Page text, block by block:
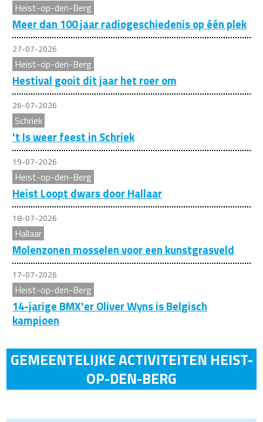
Heist-op-den-Berg
Meer dan 100 jaar radiogeschiedenis op één plek
27-07-2026
Heist-op-den-Berg
Hestival gooit dit jaar het roer om
26-07-2026
Schriek
't Is weer feest in Schriek
19-07-2026
Heist-op-den-Berg
Heist Loopt dwars door Hallaar
18-07-2026
Hallaar
Molenzonen mosselen voor een kunstgrasveld
17-07-2026
Heist-op-den-Berg
14-jarige BMX'er Oliver Wyns is Belgisch
kampioen
GEMEENTELIJKE ACTIVITEITEN HEIST-
OP-DEN-BERG